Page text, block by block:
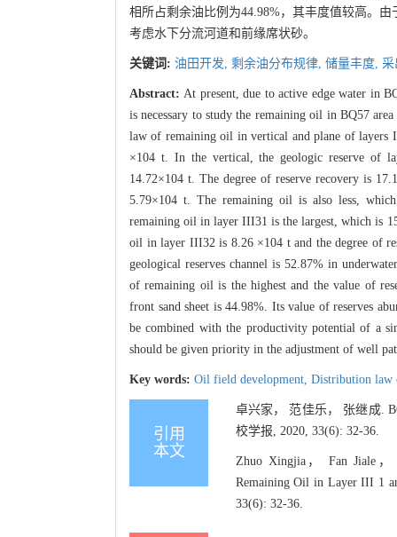
相所占剩余油比例为44.98%，其丰度值较高。
考虑水下分流河道和前缘席状砂。
关键词: 油田开发, 剩余油分布规律, 储量丰度, 采
Abstract:At present, due to active edge water in
is necessary to study the remaining oil in BQ57
law of remaining oil in vertical and plane of layers
×104 t. In the vertical, the geologic reserve of
14.72×104 t. The degree of reserve recovery is
5.79×104 t. The remaining oil is also less,
remaining oil in layer III31 is the largest, which is
oil in layer III32 is 8.26 ×104 t and the degree of
geological reserves channel is 52.87% in
of remaining oil is the highest and the value of
front sand sheet is 44.98%. Its value of reserves
be combined with the productivity potential of a
should be given priority in the adjustment of well
Key words: Oil field development, Distribution
引用
本文
卓兴家， 范佳乐， 张继成.
校学报, 2020, 33(6): 32-36.
Zhuo Xingjia， Fan Jiale，
Remaining Oil in Layer III 1
33(6): 32-36.